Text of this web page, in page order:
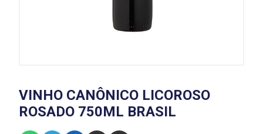
VINHO CANÔNICO LICOROSO
ROSADO 750ML BRASIL